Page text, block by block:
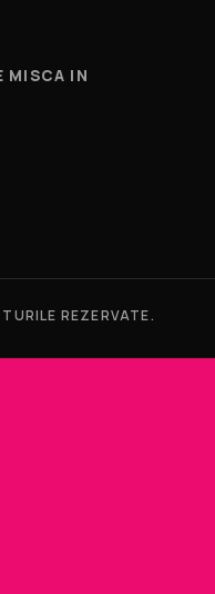
MISCA IN
REZERVATE.